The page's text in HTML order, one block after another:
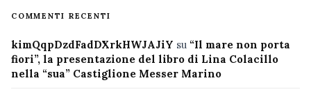
COMMENTI RECENTI
kimQqpDzdFadDXrkHWJAJiY su “Il mare non porta
fiori”, la presentazione del libro di Lina Colacillo
nella “sua” Castiglione Messer Marino